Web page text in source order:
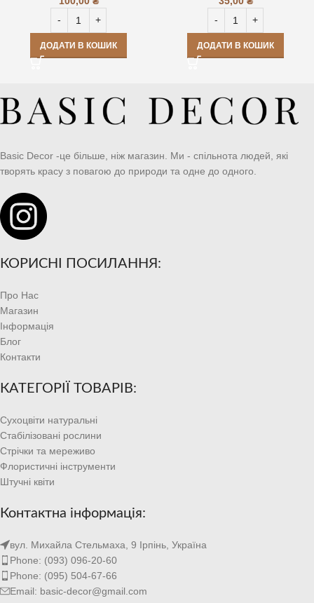
ДОДАТИ В КОШИК ДОДАТИ В КОШИК
Basic Decor -це більше, ніж магазин. Ми - спільнота людей, які
творять красу з повагою до природи та одне до одного.
КОРИСНІ ПОСИЛАННЯ:
Про Нас
Магазин
Інформація
Блог
Контакти
КАТЕГОРІЇ ТОВАРІВ:
Сухоцвіти натуральні
Стабілізовані рослини
Стрічки та мереживо
Флористичні інструменти
Штучні квіти
Контактна інформація:
вул. Михайла Стельмаха, 9 Ірпінь, Україна
Phone: (093) 096-20-60
Phone: (095) 504-67-66
Email: basic-decor@gmail.com